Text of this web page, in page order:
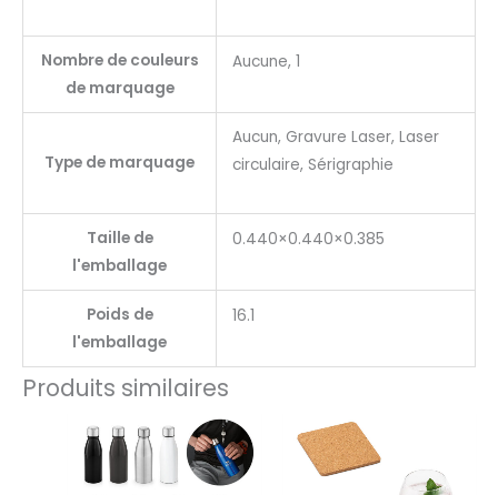
Nombre de couleurs
de marquage
Aucune, 1
Type de marquage
Aucun, Gravure Laser, Laser
circulaire, Sérigraphie
Taille de
l'emballage
0.440×0.440×0.385
Poids de
l'emballage
16.1
Produits similaires